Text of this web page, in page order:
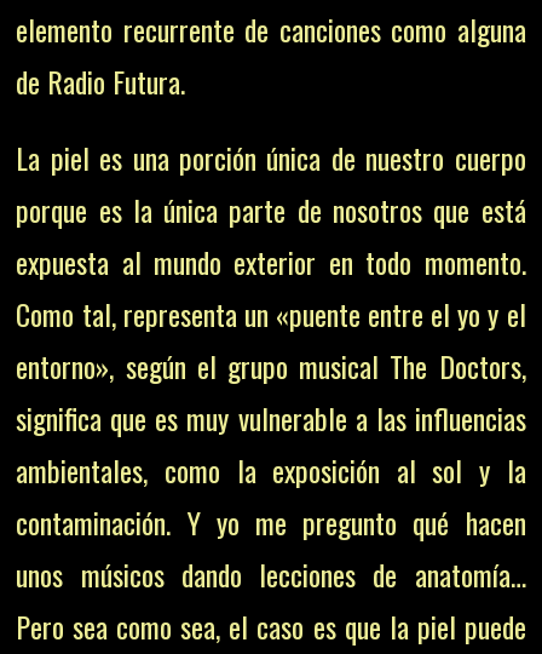
elemento recurrente de canciones como alguna
de Radio Futura.
La piel es una porción única de nuestro cuerpo
porque es la única parte de nosotros que está
expuesta al mundo exterior en todo momento.
Como tal, representa un «puente entre el yo y el
entorno», según el grupo musical The Doctors,
significa que es muy vulnerable a las influencias
ambientales, como la exposición al sol y la
contaminación. Y yo me pregunto qué hacen
unos músicos dando lecciones de anatomía…
Pero sea como sea, el caso es que la piel puede